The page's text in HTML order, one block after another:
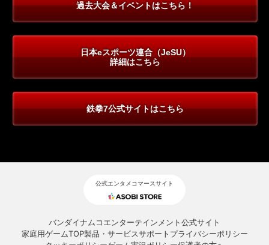
過去大会＆イベントはこちら！
日本eスポーツ連合（JeSU）
詳細はこちら
鉄拳7公式サイトはこちら
公式エンタメコマースサイト
バンダイナムコエンターテインメント公式サイト
家庭用ゲームTOP製品・サービスサポート プライバシーポリシー